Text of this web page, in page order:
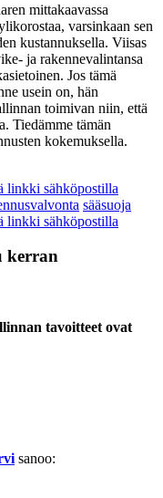
mittakaavassa
varsinkaan sen
kustannuksella. Viisas
ja rakennevalintansa
Jos tämä
usein on, hän
toimivan niin, että
Tiedämme tämän
kokemuksella.
linkki sähköpostilla
sääsuoja
linkki sähköpostilla
kerran
tavoitteet ovat
sanoo: